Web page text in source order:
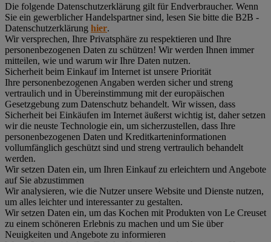
Die folgende Datenschutzerklärung gilt für Endverbraucher. Wenn
Sie ein gewerblicher Handelspartner sind, lesen Sie bitte die B2B -
Datenschutzerklärung hier.
Wir versprechen, Ihre Privatsphäre zu respektieren und Ihre
personenbezogenen Daten zu schützen! Wir werden Ihnen immer
mitteilen, wie und warum wir Ihre Daten nutzen.
Sicherheit beim Einkauf im Internet ist unsere Priorität
Ihre personenbezogenen Angaben werden sicher und streng
vertraulich und in Übereinstimmung mit der europäischen
Gesetzgebung zum Datenschutz behandelt. Wir wissen, dass
Sicherheit bei Einkäufen im Internet äußerst wichtig ist, daher setzen
wir die neuste Technologie ein, um sicherzustellen, dass Ihre
personenbezogenen Daten und Kreditkarteninformationen
vollumfänglich geschützt sind und streng vertraulich behandelt
werden.
Wir setzen Daten ein, um Ihren Einkauf zu erleichtern und Angebote
auf Sie abzustimmen
Wir analysieren, wie die Nutzer unsere Website und Dienste nutzen,
um alles leichter und interessanter zu gestalten.
Wir setzen Daten ein, um das Kochen mit Produkten von Le Creuset
zu einem schöneren Erlebnis zu machen und um Sie über
Neuigkeiten und Angebote zu informieren